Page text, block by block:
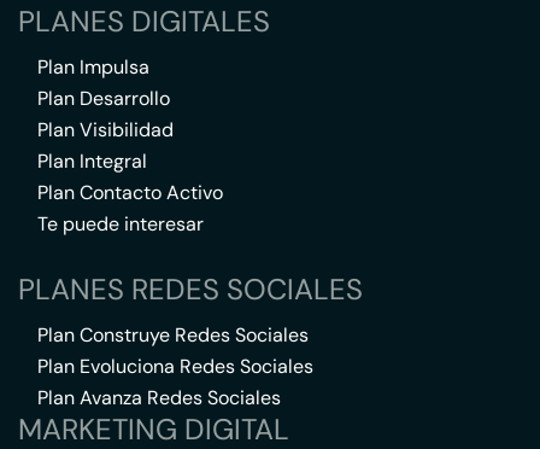
PLANES DIGITALES
Plan Impulsa
Plan Desarrollo
Plan Visibilidad
Plan Integral
Plan Contacto Activo
Te puede interesar
PLANES REDES SOCIALES
Plan Construye Redes Sociales
Plan Evoluciona Redes Sociales
Plan Avanza Redes Sociales
MARKETING DIGITAL